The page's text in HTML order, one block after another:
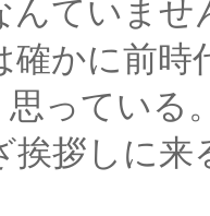
んていま
確かに前時
「お嬢
挨拶しに